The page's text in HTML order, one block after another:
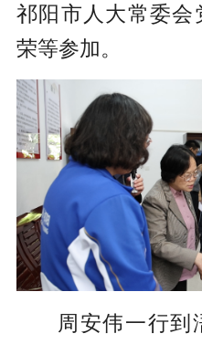
祁阳市人大常委会
荣等参加。
周安伟一行到